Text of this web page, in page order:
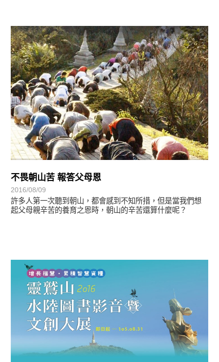
不畏朝山苦 報答父母恩
2016/08/09
許多人第一次聽到朝山，都會感到不知所措，但是當我們想
起父母親辛苦的養育之恩時，朝山的辛苦還算什麼呢？
學習分享